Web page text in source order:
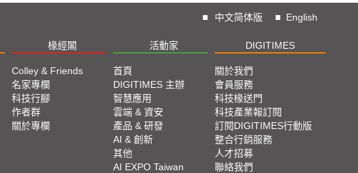
■ 中文简体版 ■ English
椽經閣 活動家 DIGITIMES
Colley & Friends
名家專欄
科技行腳
作者群
關於專欄
首頁
DIGITIMES 主辦
智慧應用
雲端 & 資安
產品 & 研發
AI & 創新
其他
AI EXPO Taiwan
關於我們
會員服務
科技椽送門
科技產業報訂閱
訂閱DIGITIMES行動版
整合行銷服務
人才招募
聯絡我們